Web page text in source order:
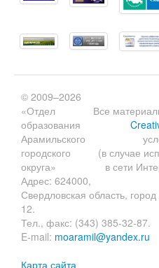
Все
(в случае
в сети
© 2009–2026
«Отдел
образования
Арамильского
городского
округа»
Адрес: 624000,
Свердловская область,
12.
Тел., факс: (343) 385-32-87.
E-mail: moaramil@yandex.ru
Карта сайта